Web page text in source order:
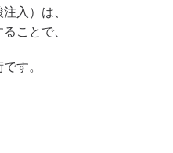
入）は、
ことで、
す。